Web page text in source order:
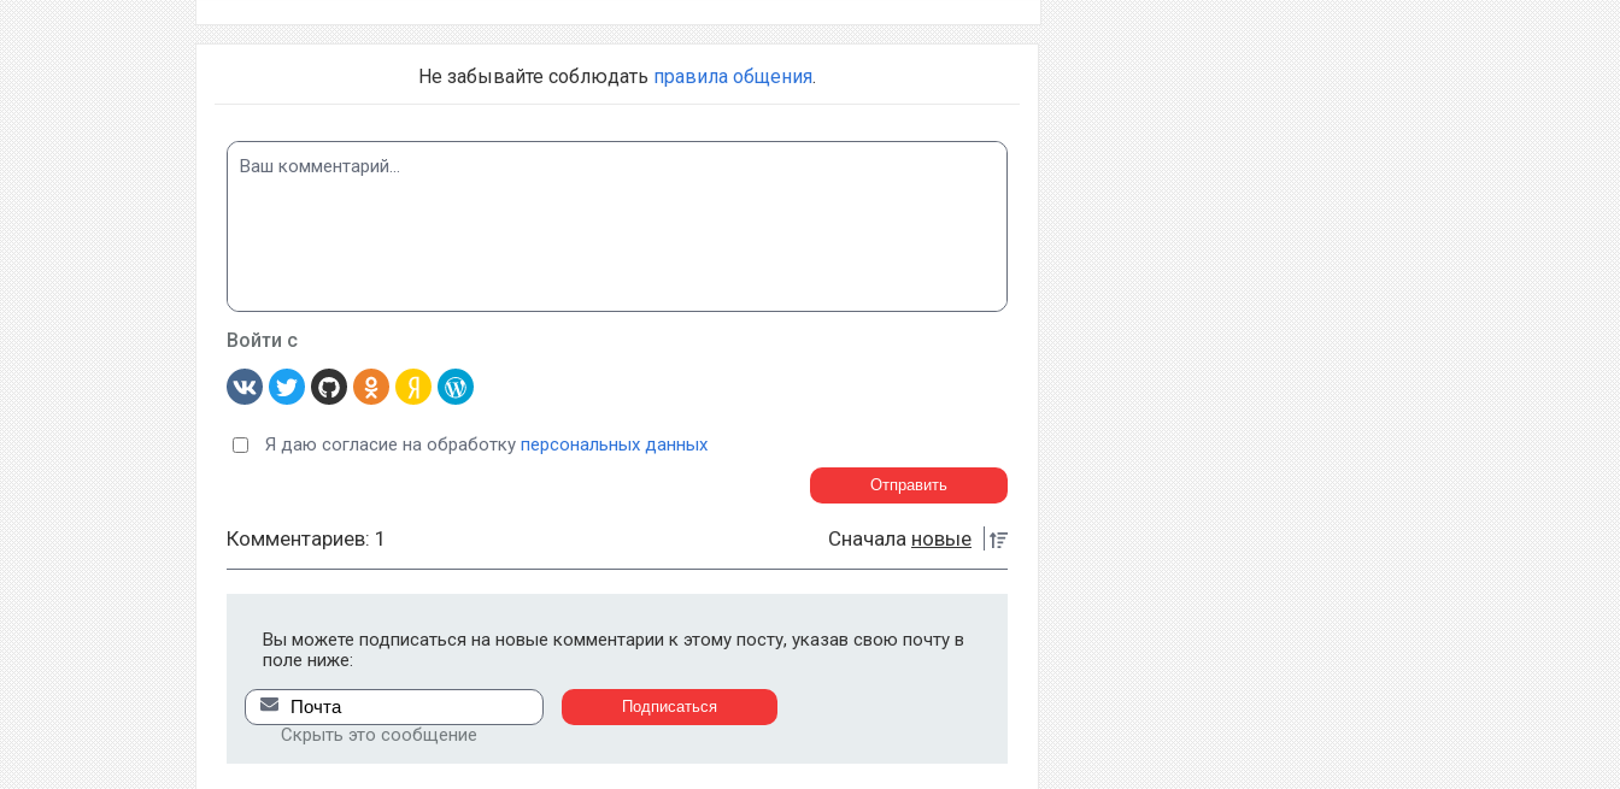
Не забывайте соблюдать правила общения.
Войти с
Я даю согласие на обработку персональных данных
Комментариев: 1 Сначала новые
Вы можете подписаться на новые комментарии к этому посту, указав свою почту в
поле ниже:
Скрыть это сообщение